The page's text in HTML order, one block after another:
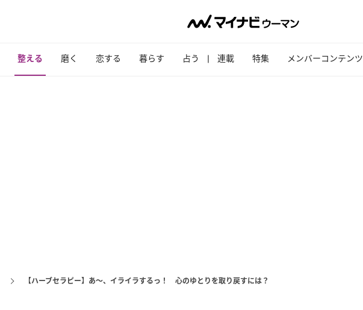
整える 磨く 恋する 暮らす 占う 連載 特集 メンバーコンテンツ
【ハーブセラピー】あ～、イライラするっ！ 心のゆとりを取り戻すには？